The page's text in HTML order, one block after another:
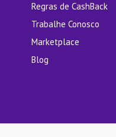
Regras de CashBack
Trabalhe Conosco
Marketplace
Blog